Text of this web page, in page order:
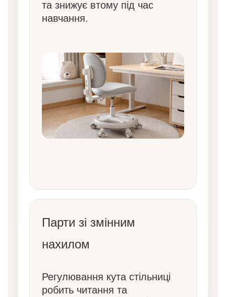
та знижує втому під час
навчання.
Парти зі змінним
нахилом
Регулювання кута стільниці
робить читання та